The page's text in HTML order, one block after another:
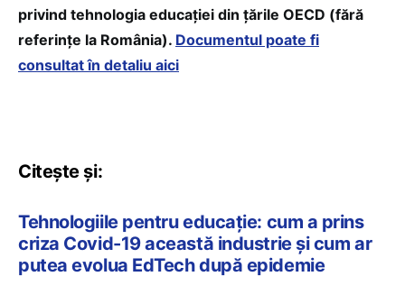
privind tehnologia educației din țările OECD (fără
referințe la România). Documentul poate fi
consultat în detaliu aici
Citește și:
Tehnologiile pentru educație: cum a prins
criza Covid-19 această industrie și cum ar
putea evolua EdTech după epidemie